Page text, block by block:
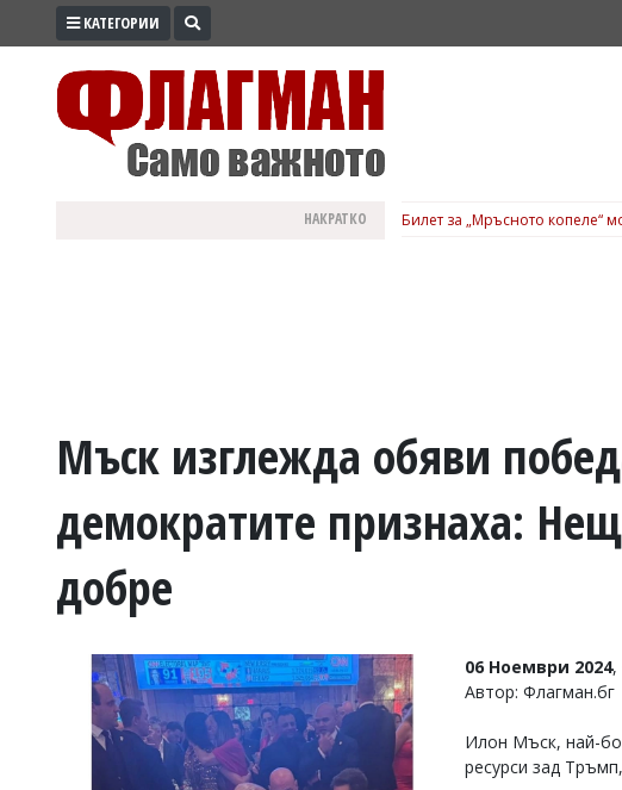
ПРОМО
ВОЙНАТА
УКРАЙНА
РАЗСЛЕДВАНЕ
КАТЕГОРИИ
НАКРАТКО Билет за „Мръсното копеле“
Мъск изглежда обяви
демократите признаха:
добре
06 Ноември 2024,
Автор: Флагман.бг
Илон Мъск, най-
ресурси зад